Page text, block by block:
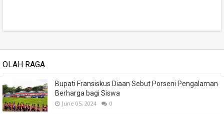
OLAH RAGA
Bupati Fransiskus Diaan Sebut Porseni Pengalaman
Berharga bagi Siswa
June 05, 2024 0